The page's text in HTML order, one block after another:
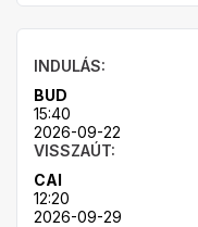
INDULÁS:
BUD
15:40
2026-09-22
VISSZAÚT:
CAI
12:20
2026-09-29